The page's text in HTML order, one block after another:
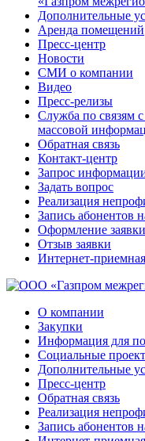
Дополнительные
Аренда помещений
Пресс-центр
Новости
СМИ о компании
Видео
Пресс-релизы
Служба по связям
массовой
Обратная связь
Контакт-центр
Запрос
Задать вопрос
Реализация
Запись абонентов
Оформление заявки
Отзыв заявки
Интернет-
О компании
Закупки
Информация для
Социальные
Дополнительные
Пресс-центр
Обратная связь
Реализация
Запись абонентов